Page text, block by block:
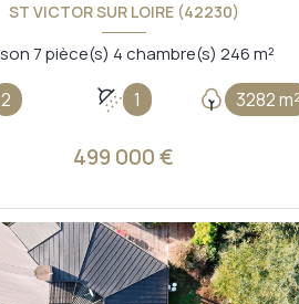
ST VICTOR SUR LOIRE (42230)
Maison 7 pièce(s) 4 chambre(s) 246 m²
2 1 3282 m²
499 000 €
VOIR LE BIEN